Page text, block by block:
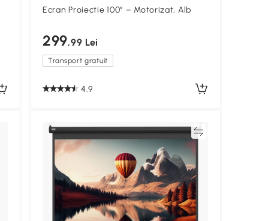
Ecran Proiectie 100″ – Motorizat, Alb
299,99 Lei
Transport gratuit
4.9
Compară